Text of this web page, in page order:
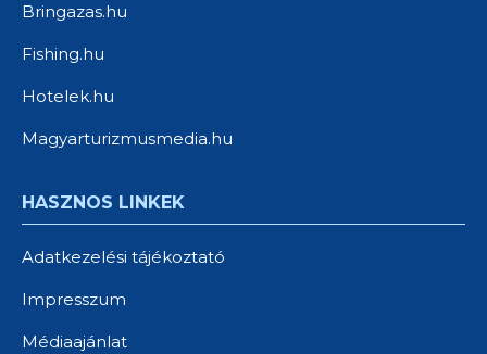
Bringazas.hu
Fishing.hu
Hotelek.hu
Magyarturizmusmedia.hu
HASZNOS LINKEK
Adatkezelési tájékoztató
Impresszum
Médiaajánlat